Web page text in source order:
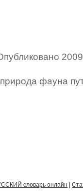
природа фауна
словарь онлайн |